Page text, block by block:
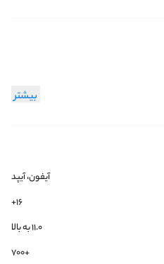
بیشتر
آیفون، آیپد
۱۶+
۱۱.۰ به بالا
+700